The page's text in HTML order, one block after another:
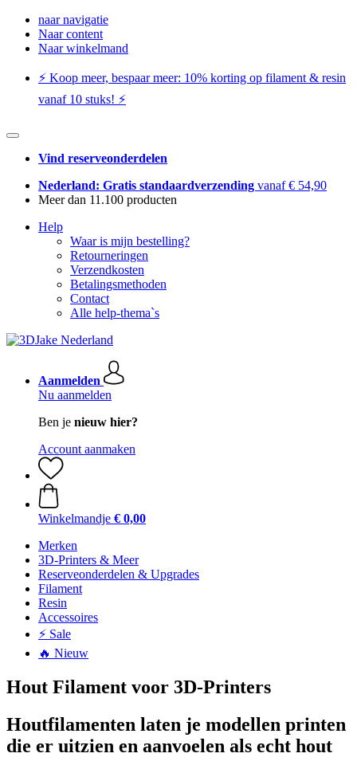
naar navigatie
Naar content
Naar winkelmand
⚡️ Koop meer, bespaar meer: ​​10% korting op filament & resin
vanaf 10 stuks! ⚡️
Vind reserveonderdelen
Nederland: Gratis standaardverzending vanaf € 54,90
Meer dan 11.100 producten
Help
Waar is mijn bestelling?
Retourneringen
Verzendkosten
Betalingsmethoden
Contact
Alle help-thema`s
Aanmelden
Nu aanmelden
Ben je nieuw hier?
Account aanmaken
Winkelmandje € 0,00
Merken
3D-Printers & Meer
Reserveonderdelen & Upgrades
Filament
Resin
Accessoires
⚡ Sale
🔥 Nieuw
Hout Filament voor 3D-Printers
Houtfilamenten laten je modellen printen
die er uitzien en aanvoelen als echt hout